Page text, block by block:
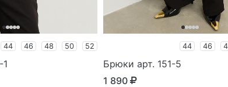
44 46 48 50 52 44 46
Брюки арт. 151-5
1 890